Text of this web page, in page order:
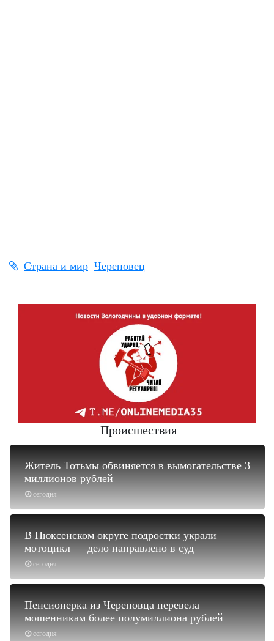
Страна и мир Череповец
Происшествия
сегодня
Житель Тотьмы обвиняется в вымогательстве 3
миллионов рублей
сегодня
В Нюксенском округе подростки украли
мотоцикл — дело направлено в суд
сегодня
Пенсионерка из Череповца перевела
мошенникам более полумиллиона рублей